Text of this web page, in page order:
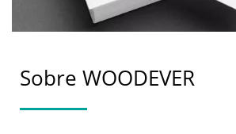
Sobre WOODEVER